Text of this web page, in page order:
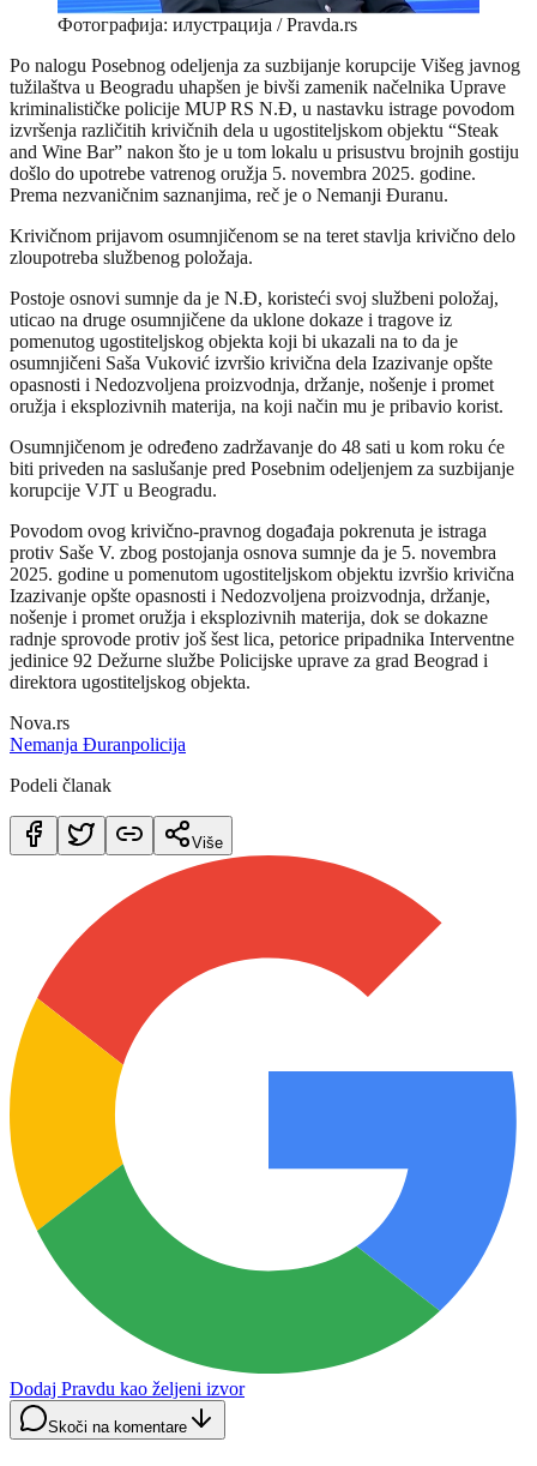
Фотографија: илустрација / Pravda.rs
Po nalogu Posebnog odeljenja za suzbijanje korupcije Višeg javnog
tužilaštva u Beogradu uhapšen je bivši zamenik načelnika Uprave
kriminalističke policije MUP RS N.Đ, u nastavku istrage povodom
izvršenja različitih krivičnih dela u ugostiteljskom objektu “Steak
and Wine Bar” nakon što je u tom lokalu u prisustvu brojnih gostiju
došlo do upotrebe vatrenog oružja 5. novembra 2025. godine.
Prema nezvaničnim saznanjima, reč je o Nemanji Đuranu.
Krivičnom prijavom osumnjičenom se na teret stavlja krivično delo
zloupotreba službenog položaja.
Postoje osnovi sumnje da je N.Đ, koristeći svoj službeni položaj,
uticao na druge osumnjičene da uklone dokaze i tragove iz
pomenutog ugostiteljskog objekta koji bi ukazali na to da je
osumnjičeni Saša Vuković izvršio krivična dela Izazivanje opšte
opasnosti i Nedozvoljena proizvodnja, držanje, nošenje i promet
oružja i eksplozivnih materija, na koji način mu je pribavio korist.
Osumnjičenom je određeno zadržavanje do 48 sati u kom roku će
biti priveden na saslušanje pred Posebnim odeljenjem za suzbijanje
korupcije VJT u Beogradu.
Povodom ovog krivično-pravnog događaja pokrenuta je istraga
protiv Saše V. zbog postojanja osnova sumnje da je 5. novembra
2025. godine u pomenutom ugostiteljskom objektu izvršio krivična
Izazivanje opšte opasnosti i Nedozvoljena proizvodnja, držanje,
nošenje i promet oružja i eksplozivnih materija, dok se dokazne
radnje sprovode protiv još šest lica, petorice pripadnika Interventne
jedinice 92 Dežurne službe Policijske uprave za grad Beograd i
direktora ugostiteljskog objekta.
Nova.rs
Nemanja Đuranpolicija
Podeli članak
Više
Dodaj Pravdu kao željeni izvor
Skoči na komentare